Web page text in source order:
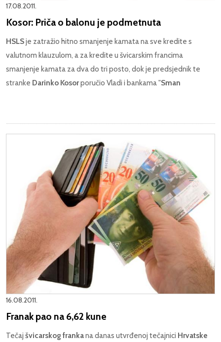
17.08.2011.
Kosor: Priča o balonu je podmetnuta
HSLSje zatražio hitno smanjenje kamata na sve kredite s
valutnom klauzulom, a za kredite u švicarskim francima
smanjenje kamata za dva do tri posto, dok je predsjednik te
stranke Darinko Kosorporučio Vladi i bankama "Sman
16.08.2011.
Franak pao na 6,62 kune
Tečaj švicarskog frankana danas utvrđenoj tečajnici Hrvatske